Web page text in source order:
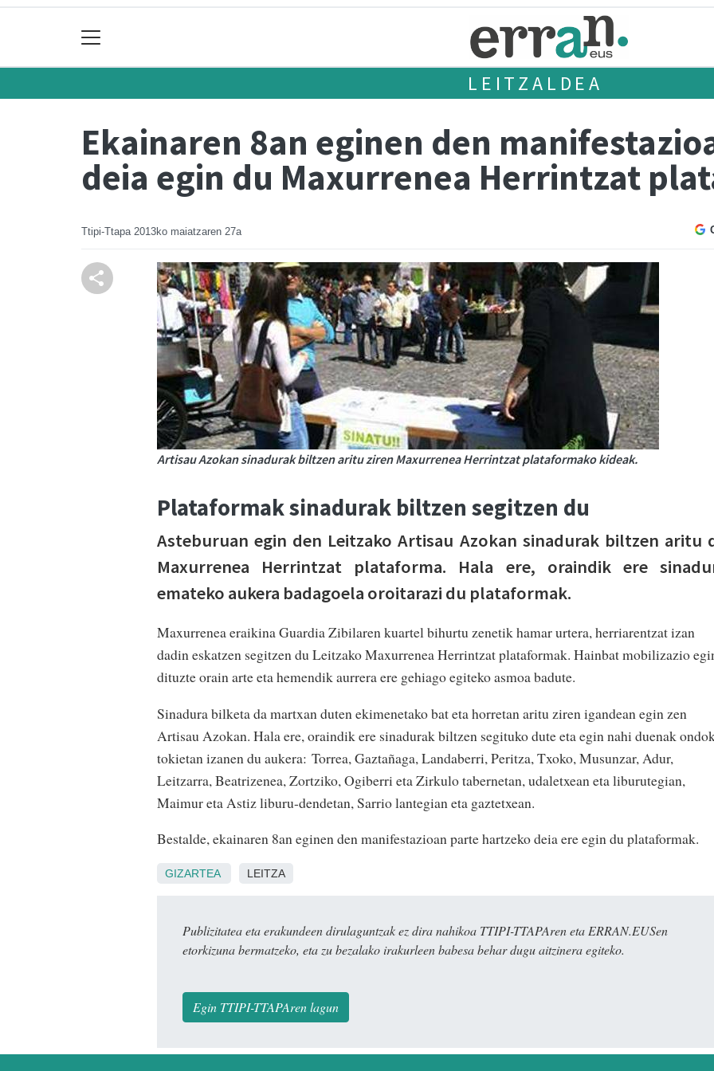
LEITZALDEA
Ekainaren 8an eginen den
deia egin du Maxurrenea Herrintzat
Ttipi-Ttapa 2013ko maiatzaren 27a
Artisau Azokan sinadurak biltzen aritu ziren Maxurrenea Herrintzat plataformako kideak.
Plataformak sinadurak biltzen segitzen du
Asteburuan egin den Leitzako Artisau Azokan sinadurak biltzen aritu
Maxurrenea Herrintzat plataforma. Hala ere, oraindik ere
emateko aukera badagoela oroitarazi du plataformak.
Maxurrenea eraikina Guardia Zibilaren kuartel bihurtu zenetik hamar urtera, herriarentzat izan
dadin eskatzen segitzen du Leitzako Maxurrenea Herrintzat plataformak. Hainbat mobilizazio
dituzte orain arte eta hemendik aurrera ere gehiago egiteko asmoa badute.
Sinadura bilketa da martxan duten ekimenetako bat eta horretan aritu ziren igandean egin zen
Artisau Azokan. Hala ere, oraindik ere sinadurak biltzen segituko dute eta egin nahi duenak
tokietan izanen du aukera: Torrea, Gaztañaga, Landaberri, Peritza, Txoko, Musunzar, Adur,
Leitzarra, Beatrizenea, Zortziko, Ogiberri eta Zirkulo tabernetan, udaletxean eta liburutegian,
Maimur eta Astiz liburu-dendetan, Sarrio lantegian eta gaztetxean.
Bestalde, ekainaren 8an eginen den manifestazioan parte hartzeko deia ere egin du plataformak.
GIZARTEA LEITZA
Publizitatea eta erakundeen dirulaguntzak ez dira nahikoa TTIPI-TTAPAren eta ERRAN.EUSen
etorkizuna bermatzeko, eta zu bezalako irakurleen babesa behar dugu aitzinera egiteko.
Egin TTIPI-TTAPAren lagun